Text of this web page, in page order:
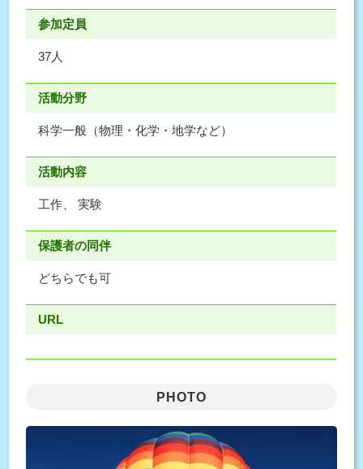
参加定員
37人
活動分野
科学一般（物理・化学・地学など）
活動内容
工作、 実験
保護者の同伴
どちらでも可
URL
PHOTO